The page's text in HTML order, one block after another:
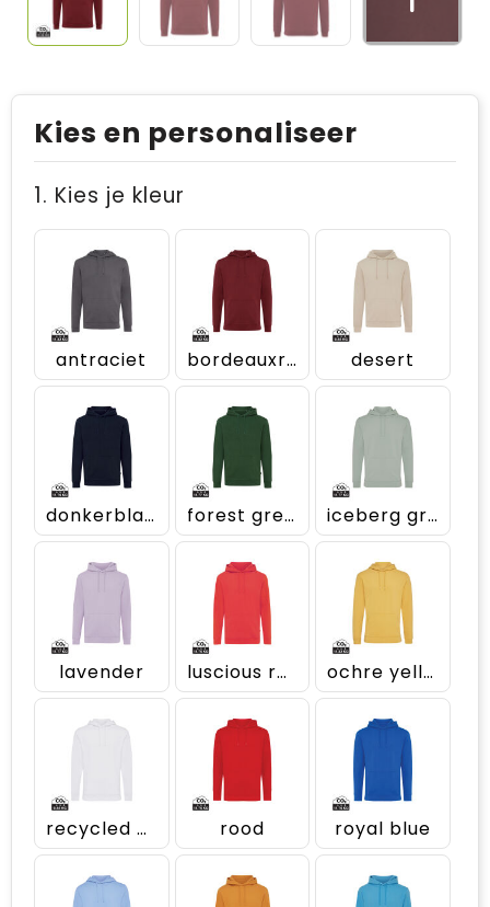
Kies en personaliseer
1. Kies je kleur
antraciet bordeauxrood desert
donkerblauw forest green iceberg green
lavender luscious red ochre yellow
recycled white rood royal blue